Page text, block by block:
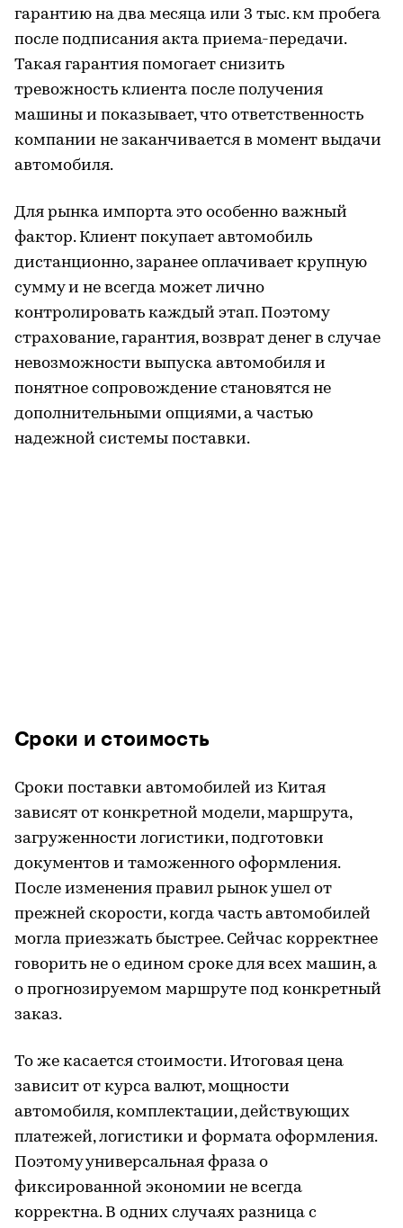
гарантию на два месяца или 3 тыс. км пробега
после подписания акта приема-передачи.
Такая гарантия помогает снизить
тревожность клиента после получения
машины и показывает, что ответственность
компании не заканчивается в момент выдачи
автомобиля.
Для рынка импорта это особенно важный
фактор. Клиент покупает автомобиль
дистанционно, заранее оплачивает крупную
сумму и не всегда может лично
контролировать каждый этап. Поэтому
страхование, гарантия, возврат денег в случае
невозможности выпуска автомобиля и
понятное сопровождение становятся не
дополнительными опциями, а частью
надежной системы поставки.
Сроки и стоимость
Сроки поставки автомобилей из Китая
зависят от конкретной модели, маршрута,
загруженности логистики, подготовки
документов и таможенного оформления.
После изменения правил рынок ушел от
прежней скорости, когда часть автомобилей
могла приезжать быстрее. Сейчас корректнее
говорить не о едином сроке для всех машин, а
о прогнозируемом маршруте под конкретный
заказ.
То же касается стоимости. Итоговая цена
зависит от курса валют, мощности
автомобиля, комплектации, действующих
платежей, логистики и формата оформления.
Поэтому универсальная фраза о
фиксированной экономии не всегда
корректна. В одних случаях разница с